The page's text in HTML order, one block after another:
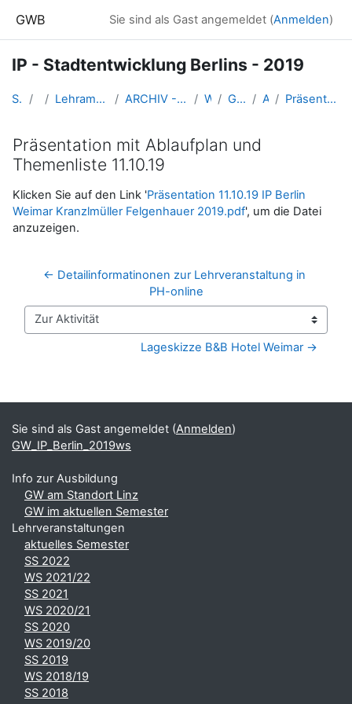
GWB Sie sind als Gast angemeldet (Anmelden)
IP - Stadtentwicklung Berlins - 2019
Startseite Kurse Lehramtsausbildung GW im Cluster Österreich Mitte ARCHIV - Lehrveranstaltungen am Standort Linz - seit 2016 WS_2019/20 GW_IP_Berlin_2019ws Allgemeines Präsentation mit Ablaufplan und Themenliste 11.10.19
Präsentation mit Ablaufplan und
Themenliste 11.10.19
Abschlussbedingungen
Klicken Sie auf den Link 'Präsentation 11.10.19 IP Berlin
Weimar Kranzlmüller Felgenhauer 2019.pdf', um die Datei
anzuzeigen.
← Detailinformatinonen zur Lehrveranstaltung in
PH-online
Zur Aktivität
Lageskizze B&B Hotel Weimar →
Ergänzungsblöcke
Sie sind als Gast angemeldet (Anmelden)
GW_IP_Berlin_2019ws
Info zur Ausbildung
GW am Standort Linz
GW im aktuellen Semester
Lehrveranstaltungen
aktuelles Semester
SS 2022
WS 2021/22
SS 2021
WS 2020/21
SS 2020
WS 2019/20
SS 2019
WS 2018/19
SS 2018